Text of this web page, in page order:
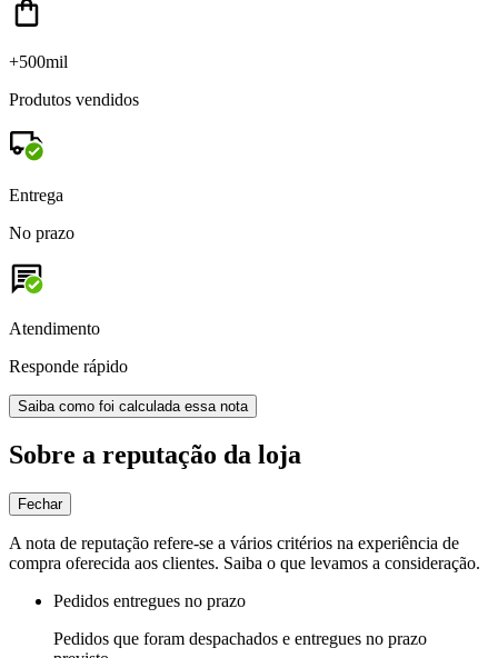
+500mil
Produtos vendidos
Entrega
No prazo
Atendimento
Responde rápido
Saiba como foi calculada essa nota
Sobre a reputação da loja
Fechar
A nota de reputação refere-se a vários critérios na experiência de
compra oferecida aos clientes. Saiba o que levamos a consideração.
Pedidos entregues no prazo
Pedidos que foram despachados e entregues no prazo